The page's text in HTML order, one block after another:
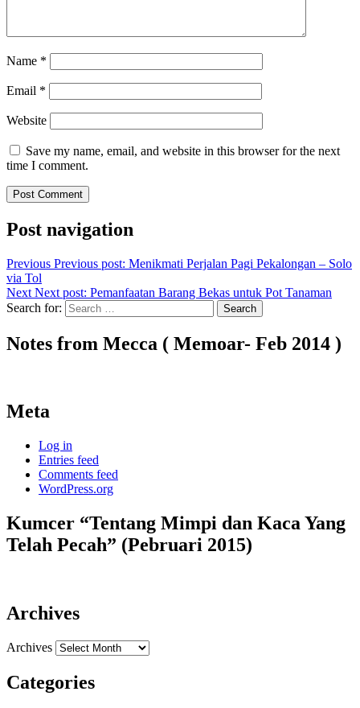
Name *
Email *
Website
Save my name, email, and website in this browser for the next
time I comment.
Post navigation
Previous Previous post: Menikmati Perjalan Pagi Pekalongan – Solo
via Tol
Next Next post: Pemanfaatan Barang Bekas untuk Pot Tanaman
Search for:
Search
Notes from Mecca ( Memoar- Feb 2014 )
Meta
Log in
Entries feed
Comments feed
WordPress.org
Kumcer “Tentang Mimpi dan Kaca Yang
Telah Pecah” (Pebruari 2015)
Archives
Archives
Categories